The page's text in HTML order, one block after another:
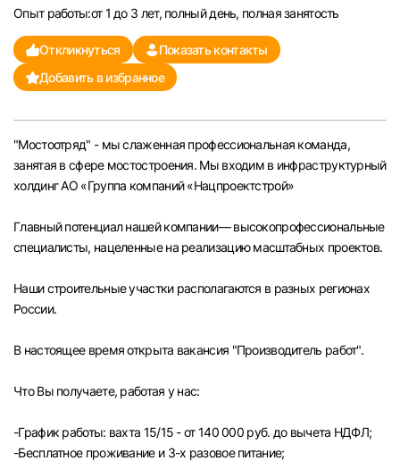
Екатеринбург
Саратов
Казань
Челябинск
Самара
Оренбург
Волгоград
Ульяновск
Курган
Опыт работы:от 1 до 3 лет, полный день, полная занятость
Откликнуться
Показать контакты
Добавить в избранное
"Мостоотряд" - мы слаженная профессиональная команда,
занятая в сфере мостостроения. Мы входим в инфраструктурный
холдинг АО «Группа компаний «Нацпроектстрой»
Главный потенциал нашей компании— высокопрофессиональные
специалисты, нацеленные на реализацию масштабных проектов.
Наши строительные участки располагаются в разных регионах
России.
В настоящее время открыта вакансия "Производитель работ".
Что Вы получаете, работая у нас:
-График работы: вахта 15/15 - от 140 000 руб. до вычета НДФЛ;
-Бесплатное проживание и 3-х разовое питание;